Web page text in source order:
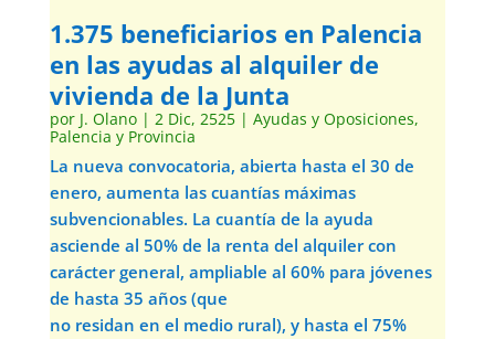
1.375 beneficiarios en Palencia
en las ayudas al alquiler de
vivienda de la Junta
por J. Olano| 2 Dic, 2525| Ayudas y Oposiciones,
Palencia y Provincia
La nueva convocatoria, abierta hasta el 30 de
enero, aumenta las cuantías máximas
subvencionables. La cuantía de la ayuda
asciende al 50% de la renta del alquiler con
carácter general, ampliable al 60% para jóvenes
de hasta 35 años (que
no residan en el medio rural), y hasta el 75%